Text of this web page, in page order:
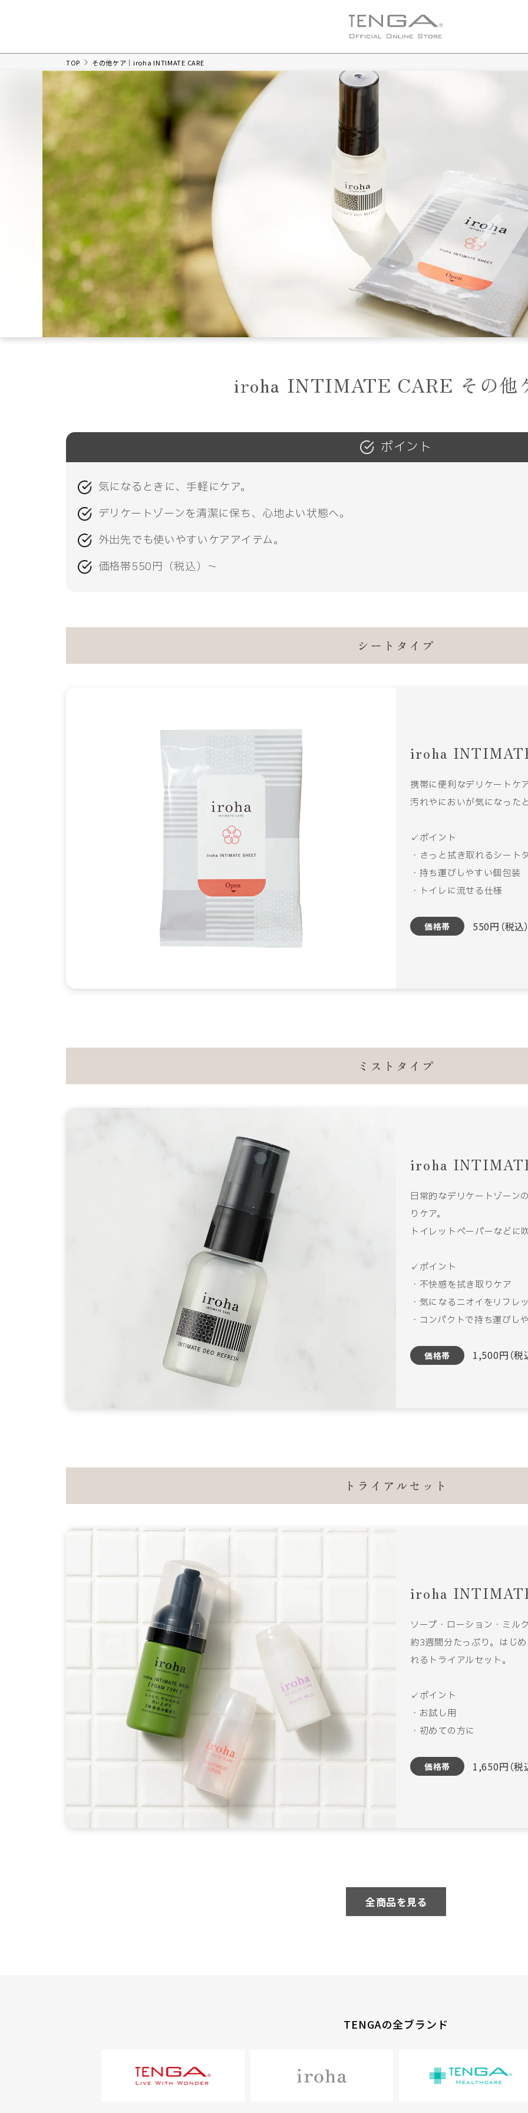
TOP その他ケア｜iroha INTIMATE CARE
iroha INTIMATE CARE その他
ポイント
気になるときに、手軽にケア。
デリケートゾーンを清潔に保ち、心地よい状態へ。
外出先でも使いやすいケアアイテム。
価格帯550円（税込）～
シートタイプ
iroha
携帯に便利なデリケートケ
汚れやにおいが気になった
✓ポイント
・さっと拭き取れるシート
・持ち運びしやすい個包装
・トイレに流せる仕様
価格帯 550円（税込
ミストタイプ
iroha
日常的なデリケートゾーン
りケア。
トイレットペーパーなどに
✓ポイント
・不快感を拭き取りケア
・気になるニオイをリフレ
・コンパクトで持ち運びし
価格帯 1,500円（税
トライアルセット
iroha
ソープ・ローション・ミル
約3週間分たっぷり。はじ
れるトライアルセット。
✓ポイント
・お試し用
・初めての方に
価格帯 1,650円（税
全商品を見る
TENGAの全ブランド